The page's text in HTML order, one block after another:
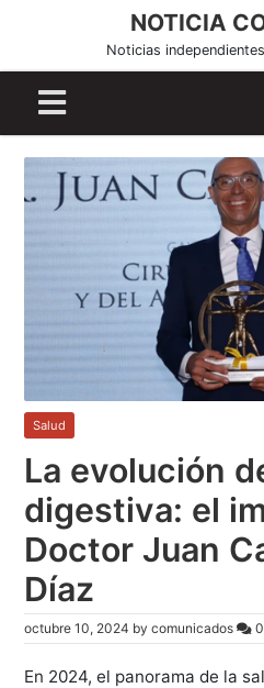
i
NOTICIA
Noticias
Salud
La evolución
digestiva: el
Doctor Juan
Díaz
octubre 10, 2024 bycomunicados 0
En 2024, el panorama de la